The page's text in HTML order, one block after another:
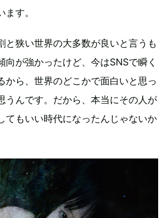
す。
と狭い世界の大多数が良いと言うも
向が強かったけど、今はSNSで瞬く
から、世界のどこかで面白いと思っ
うんです。だから、本当にその人が
てもいい時代になったんじゃないか